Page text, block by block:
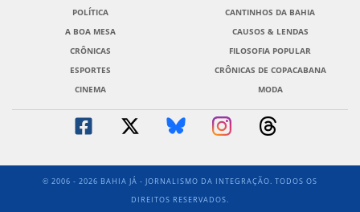
POLÍTICA
A BOA MESA
CRÔNICAS
ESPORTES
CINEMA
CANTINHOS DA BAHIA
CAUSOS & LENDAS
FILOSOFIA POPULAR
CRÔNICAS DE COPACABANA
MODA
© 2006 - 2026 BAHIA JÁ - JORNALISMO DA INTEGRAÇÃO. TODOS OS
DIREITOS RESERVADOS.